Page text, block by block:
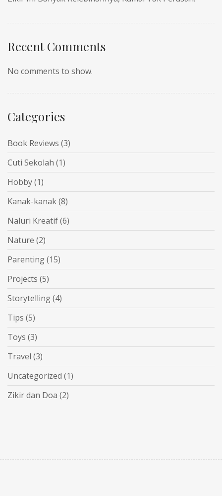
Recent Comments
No comments to show.
Categories
Book Reviews (3)
Cuti Sekolah (1)
Hobby(1)
Kanak-kanak(8)
Naluri Kreatif(6)
Nature (2)
Parenting(15)
Projects (5)
Storytelling(4)
Tips (5)
Toys (3)
Travel (3)
Uncategorized (1)
Zikir dan Doa (2)